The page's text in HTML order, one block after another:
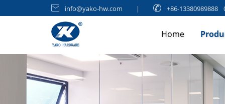
 info@yako-hw.com |  +86-13380989888
Home